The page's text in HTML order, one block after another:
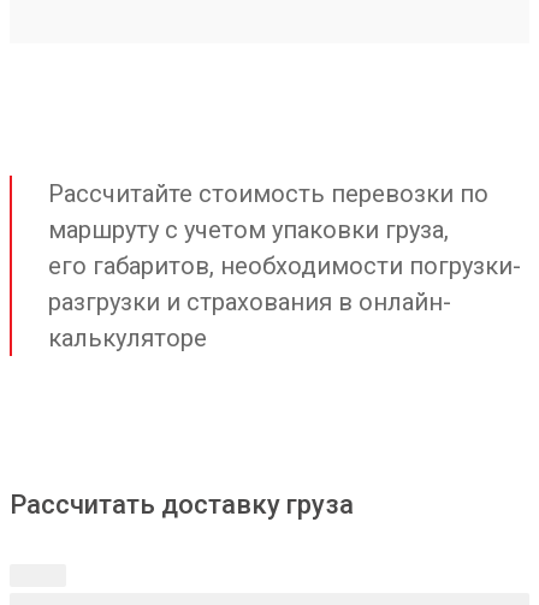
Рассчитайте стоимость перевозки по
маршруту с учетом упаковки груза,
его габаритов, необходимости погрузки-
разгрузки и страхования в онлайн-
калькуляторе
Рассчитать доставку груза